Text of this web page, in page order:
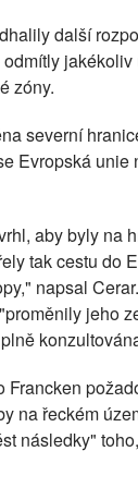
další
zóny.
severní
Evropská
aby byly na
tak cestu do
napsal
jeho
na řeckém
následky"